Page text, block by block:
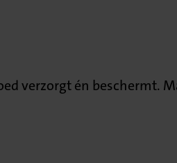
verzorgt én beschermt.